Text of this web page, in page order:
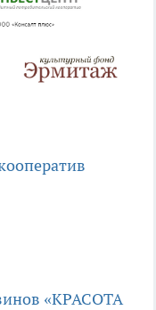
«КРАСОТА